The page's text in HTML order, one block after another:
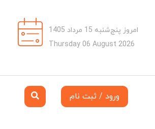
امروز پنج‌شنبه 15 مرداد 1405
Thursday 06 August 2026
ورود / ثبت نام